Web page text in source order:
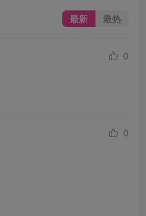
最新 最热
0
0